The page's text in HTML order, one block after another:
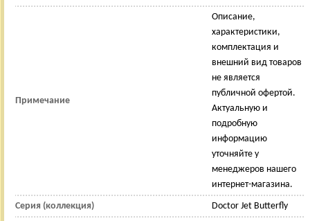
Примечание
Описание,
характеристики,
комплектация и
внешний вид товаров
не является
публичной офертой.
Актуальную и
подробную
информацию
уточняйте у
менеджеров нашего
интернет-магазина.
Серия (коллекция) Doctor Jet Butterfly